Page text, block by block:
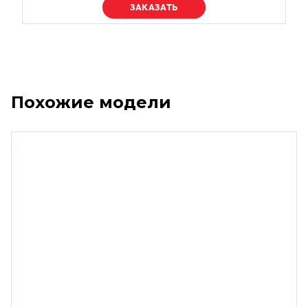
Уточняйте цену
Похожие модели